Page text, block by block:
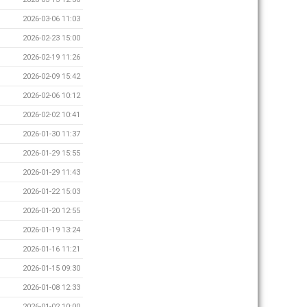
2026-03-06 11:03
2026-02-23 15:00
2026-02-19 11:26
2026-02-09 15:42
2026-02-06 10:12
2026-02-02 10:41
2026-01-30 11:37
2026-01-29 15:55
2026-01-29 11:43
2026-01-22 15:03
2026-01-20 12:55
2026-01-19 13:24
2026-01-16 11:21
2026-01-15 09:30
2026-01-08 12:33